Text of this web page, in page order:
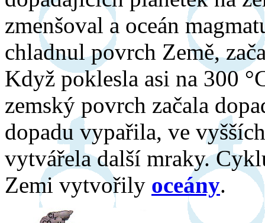
zmenšoval a oceán
chladnul povrch Země,
Když poklesla asi na 300
zemský povrch začala
dopadu vypařila, ve
vytvářela další mraky.
Zemi vytvořily oceány.